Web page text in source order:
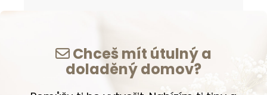
Chceš mít útulný a
doladěný domov?